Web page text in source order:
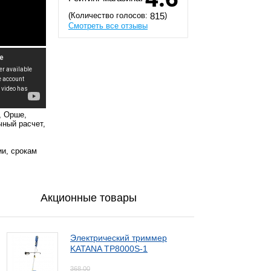
Орше,
расчет,
срокам
(Количество голосов: 815)
Смотреть все отзывы
Акционные товары
Электрический триммер
KATANA TP8000S-1
368,00